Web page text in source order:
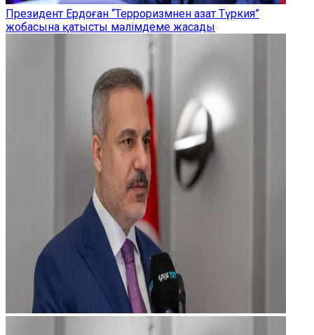
Президент Ердоған “Терроризмнен азат Түркия”
жобасына қатысты мәлімдеме жасады